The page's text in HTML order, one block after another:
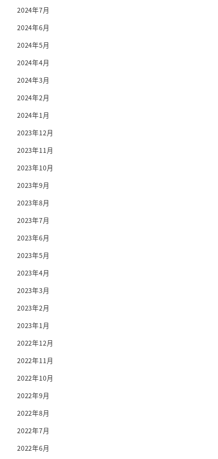
2024年7月
2024年6月
2024年5月
2024年4月
2024年3月
2024年2月
2024年1月
2023年12月
2023年11月
2023年10月
2023年9月
2023年8月
2023年7月
2023年6月
2023年5月
2023年4月
2023年3月
2023年2月
2023年1月
2022年12月
2022年11月
2022年10月
2022年9月
2022年8月
2022年7月
2022年6月